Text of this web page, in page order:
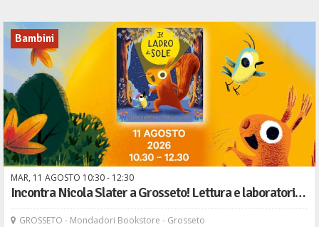
Bambini
MAR, 11 AGOSTO 10 30 - 12 30
Incontra Nicola Slater a Grosseto! Lettura e laboratorio "Il Ladro di Sole"
GROSSETO - Mondadori Bookstore - Grosseto